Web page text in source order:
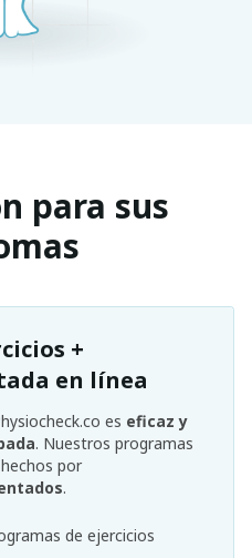
para sus
+
en línea
es eficaz y
. Nuestros programas
por
.
de ejercicios